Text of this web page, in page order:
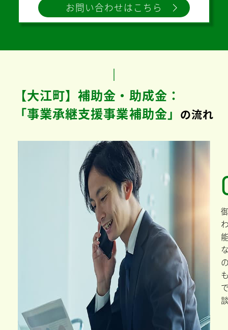
お問い合わせはこちら
【大江町】補助金・助成金：
「事業承継支援事業補助金」 の流れ